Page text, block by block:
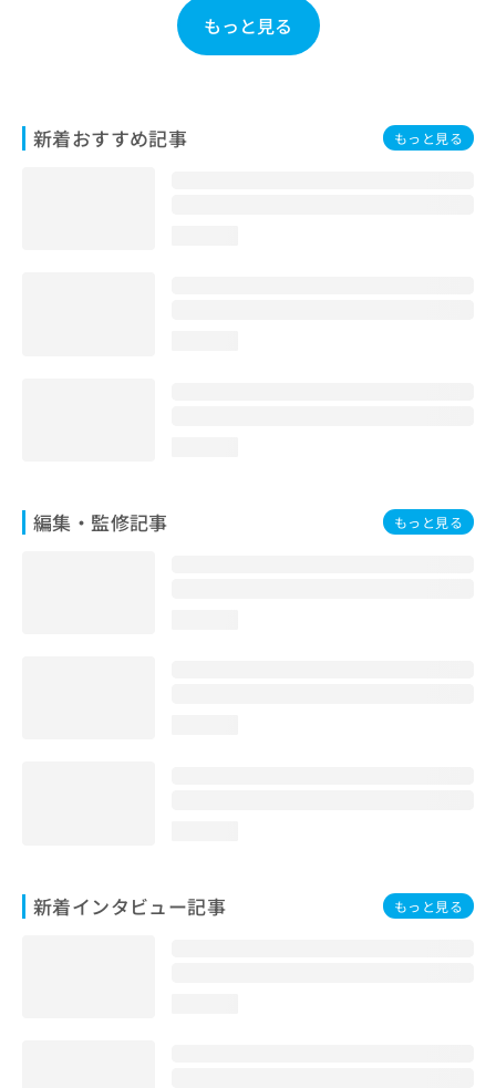
もっと見る
新着おすすめ記事 もっと見る
編集・監修記事 もっと見る
新着インタビュー記事 もっと見る
せ
は